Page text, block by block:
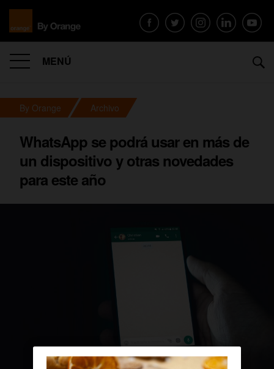
MENÚ
By Orange Archivo
WhatsApp se podrá usar en más de
un dispositivo y otras novedades
para este año